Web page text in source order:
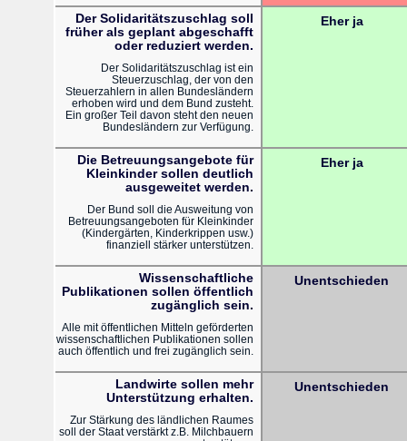
Der Solidaritätszuschlag soll
früher als geplant abgeschafft
oder reduziert werden.
Der Solidaritätszuschlag ist ein
Steuerzuschlag, der von den
Steuerzahlern in allen Bundesländern
erhoben wird und dem Bund zusteht.
Ein großer Teil davon steht den neuen
Bundesländern zur Verfügung.
Eher ja
Die Betreuungsangebote für
Kleinkinder sollen deutlich
ausgeweitet werden.
Der Bund soll die Ausweitung von
Betreuungsangeboten für Kleinkinder
(Kindergärten, Kinderkrippen usw.)
finanziell stärker unterstützen.
Eher ja
Wissenschaftliche
Publikationen sollen öffentlich
zugänglich sein.
Alle mit öffentlichen Mitteln geförderten
wissenschaftlichen Publikationen sollen
auch öffentlich und frei zugänglich sein.
Unentschieden
Landwirte sollen mehr
Unterstützung erhalten.
Zur Stärkung des ländlichen Raumes
soll der Staat verstärkt z.B. Milchbauern
Unentschieden